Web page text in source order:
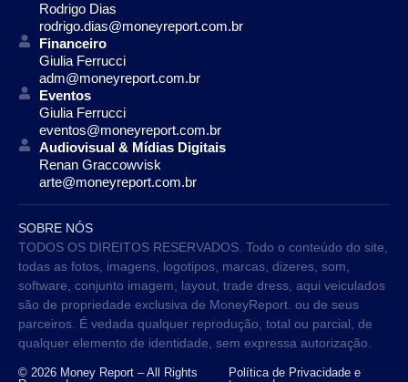
Rodrigo Dias
rodrigo.dias@moneyreport.com.br
Financeiro
Giulia Ferrucci
adm@moneyreport.com.br
Eventos
Giulia Ferrucci
eventos@moneyreport.com.br
Audiovisual & Mídias Digitais
Renan Graccowvisk
arte@moneyreport.com.br
SOBRE NÓS
TODOS OS DIREITOS RESERVADOS. Todo o conteúdo do site,
todas as fotos, imagens, logotipos, marcas, dizeres, som,
software, conjunto imagem, layout, trade dress, aqui veiculados
são de propriedade exclusiva de MoneyReport. ou de seus
parceiros. É vedada qualquer reprodução, total ou parcial, de
qualquer elemento de identidade, sem expressa autorização.
© 2026 Money Report – All Rights
Política de Privacidade e